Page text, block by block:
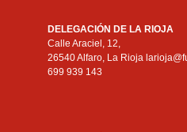
DELEGACIÓN DE LA RIOJA
Calle Araciel, 12,
26540 Alfaro, La Rioja
699 939 143